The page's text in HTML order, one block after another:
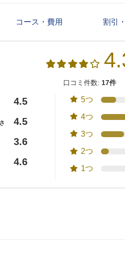
コース・費用 割引
口コミ件数: 17件
4.5
4.5
3.6
4.6
5つ
4つ
3つ
2つ
1つ